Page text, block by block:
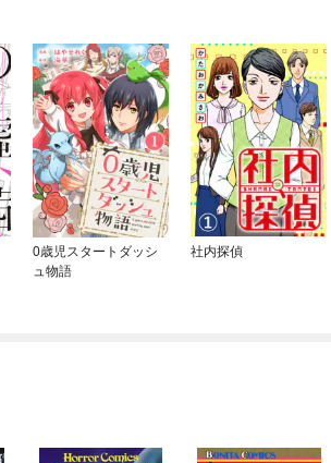
0歳児スタートダッシ
ュ物語
社内探偵